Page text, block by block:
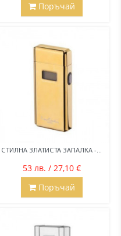
Поръчай
СТИЛНА ЗЛАТИСТА ЗАПАЛКА -...
53 лв. / 27,10 €
Поръчай